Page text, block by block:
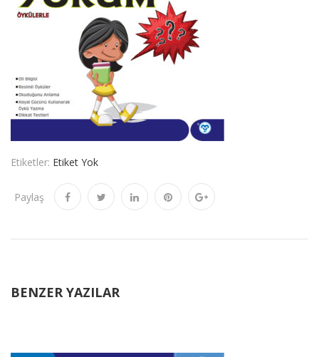
Etiketler: Etiket Yok
Paylaş
BENZER YAZILAR